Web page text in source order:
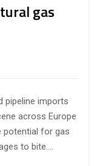
gas
pipeline imports
across Europe
potential for gas
to bite....